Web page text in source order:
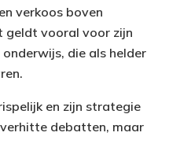
verkoos boven
geldt vooral voor zijn
die als helder
en zijn strategie
debatten, maar